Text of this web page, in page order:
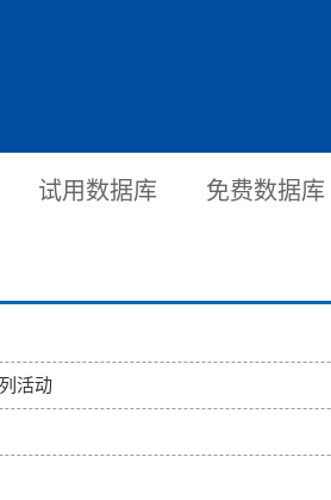
试用数据库 免费数据库
活动